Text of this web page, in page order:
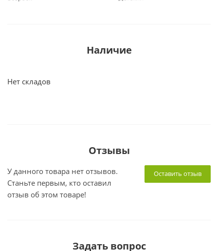
Наличие
Нет складов
Отзывы
Оставить отзыв
У данного товара нет отзывов.
Станьте первым, кто оставил
отзыв об этом товаре!
Задать вопрос